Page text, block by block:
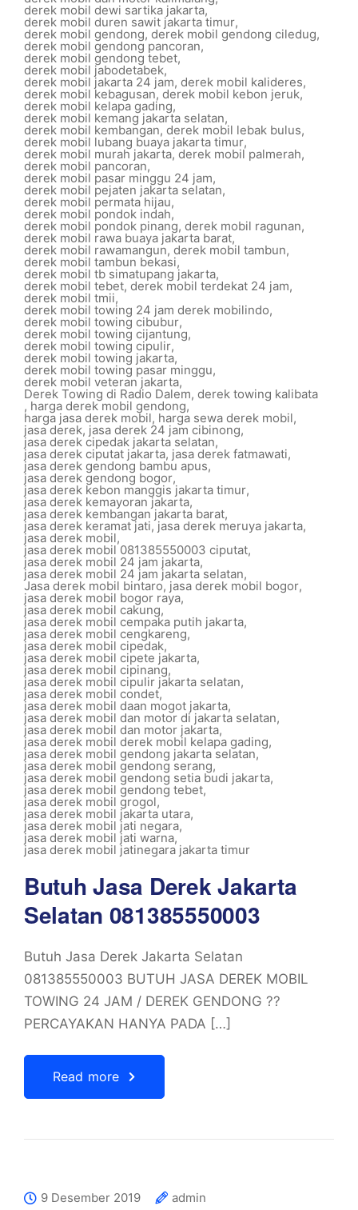
derek mobil dewi sartika jakarta,
derek mobil duren sawit jakarta timur,
derek mobil gendong, derek mobil gendong ciledug,
derek mobil gendong pancoran,
derek mobil gendong tebet,
derek mobil jabodetabek,
derek mobil jakarta 24 jam, derek mobil kalideres,
derek mobil kebagusan, derek mobil kebon jeruk,
derek mobil kelapa gading,
derek mobil kemang jakarta selatan,
derek mobil kembangan, derek mobil lebak bulus,
derek mobil lubang buaya jakarta timur,
derek mobil murah jakarta, derek mobil palmerah,
derek mobil pancoran,
derek mobil pasar minggu 24 jam,
derek mobil pejaten jakarta selatan,
derek mobil permata hijau,
derek mobil pondok indah,
derek mobil pondok pinang, derek mobil ragunan,
derek mobil rawa buaya jakarta barat,
derek mobil rawamangun, derek mobil tambun,
derek mobil tambun bekasi,
derek mobil tb simatupang jakarta,
derek mobil tebet, derek mobil terdekat 24 jam,
derek mobil tmii,
derek mobil towing 24 jam derek mobilindo,
derek mobil towing cibubur,
derek mobil towing cijantung,
derek mobil towing cipulir,
derek mobil towing jakarta,
derek mobil towing pasar minggu,
derek mobil veteran jakarta,
Derek Towing di Radio Dalem, derek towing kalibata
, harga derek mobil gendong,
harga jasa derek mobil, harga sewa derek mobil,
jasa derek, jasa derek 24 jam cibinong,
jasa derek cipedak jakarta selatan,
jasa derek ciputat jakarta, jasa derek fatmawati,
jasa derek gendong bambu apus,
jasa derek gendong bogor,
jasa derek kebon manggis jakarta timur,
jasa derek kemayoran jakarta,
jasa derek kembangan jakarta barat,
jasa derek keramat jati,jasa derek meruya jakarta,
jasa derek mobil,
jasa derek mobil 081385550003 ciputat,
jasa derek mobil 24 jam jakarta,
jasa derek mobil 24 jam jakarta selatan,
Jasa derek mobil bintaro, jasa derek mobil bogor,
jasa derek mobil bogor raya,
jasa derek mobil cakung,
jasa derek mobil cempaka putih jakarta,
jasa derek mobil cengkareng,
jasa derek mobil cipedak,
jasa derek mobil cipete jakarta,
jasa derek mobil cipinang,
jasa derek mobil cipulir jakarta selatan,
jasa derek mobil condet,
jasa derek mobil daan mogot jakarta,
jasa derek mobil dan motor di jakarta selatan,
jasa derek mobil dan motor jakarta,
jasa derek mobil derek mobil kelapa gading,
jasa derek mobil gendong jakarta selatan,
jasa derek mobil gendong serang,
jasa derek mobil gendong setia budi jakarta,
jasa derek mobil gendong tebet,
jasa derek mobil grogol,
jasa derek mobil jakarta utara,
jasa derek mobil jati negara,
jasa derek mobil jati warna,
jasa derek mobil jatinegara jakarta timur
Butuh Jasa Derek Jakarta
Selatan 081385550003
Butuh Jasa Derek Jakarta Selatan
081385550003 BUTUH JASA DEREK MOBIL
TOWING 24 JAM / DEREK GENDONG ??
PERCAYAKAN HANYA PADA […]
Read more
9 Desember 2019
admin